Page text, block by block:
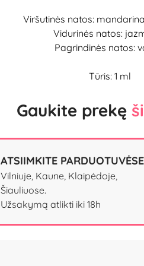
Viršutinės natos:
Vidurinės natos:
Pagrindinės natos:
Tūris: 1 ml
Gaukite prekę
ATSIIMKITE PARDUOTUVĖSE
Vilniuje, Kaune, Klaipėdoje,
Šiauliuose.
Užsakymą atlikti iki 18h